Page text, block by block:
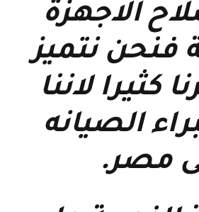
الاجهزة
فنحن نتميز
كثيرا لاننا
الصيانه
مصر.